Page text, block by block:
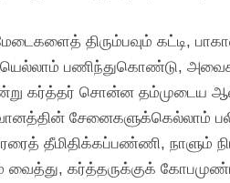
திரும்பவும் கட்டி,
பணிந்துகொண்டு,
கர்த்தர் சொன்ன தம்முடைய
சேனைகளுக்கெல்லாம்
தீமிதிக்கப்பண்ணி, நாளும்
கர்த்தருக்குக்